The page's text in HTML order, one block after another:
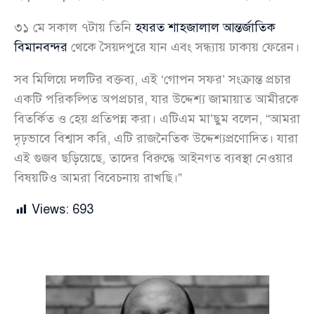
৩১ মে সকাল ৭টায় তিনিহযরত শাহজালাল আন্তর্জাতিক
বিমানবন্দর থেকে সৈয়দপুরে যান এবং সন্ধ্যায় ঢাকায় ফেরেন।
সব মিলিয়ে দলটির বক্তব্য, এই ‘গোপন সফর’ সংক্রান্ত প্রচার
একটি পরিকল্পিত অপপ্রচার, যার উদ্দেশ্য জামায়াত আমীরকে
বিতর্কিত ও হেয় প্রতিপন্ন করা। এটিএম মা’ছুম বলেন, “আমরা
দৃঢ়ভাবে বিশ্বাস করি, এটি রাজনৈতিক উদ্দেশ্যপ্রণোদিত। যারা
এই গুজব ছড়িয়েছে, তাদের বিরুদ্ধে আইনগত ব্যবস্থা নেওয়ার
বিষয়টিও আমরা বিবেচনায় রাখছি।”
Views: 693